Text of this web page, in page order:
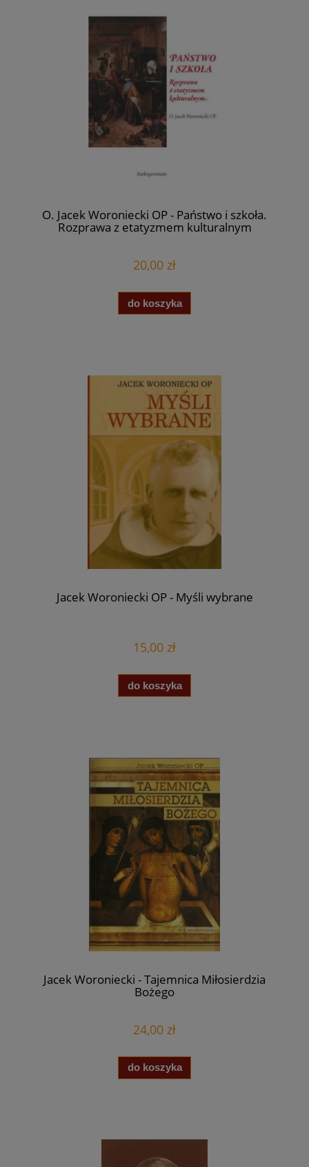
O. Jacek Woroniecki OP - Państwo i szkoła.
Rozprawa z etatyzmem kulturalnym
20,00 zł
do koszyka
Jacek Woroniecki OP - Myśli wybrane
15,00 zł
do koszyka
Jacek Woroniecki - Tajemnica Miłosierdzia
Bożego
24,00 zł
do koszyka